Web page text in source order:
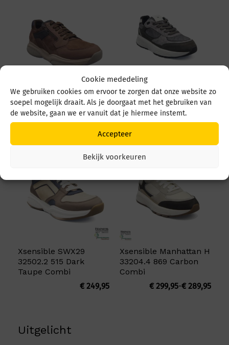
Cookie mededeling
We gebruiken cookies om ervoor te zorgen dat onze website zo
soepel mogelijk draait. Als je doorgaat met het gebruiken van
de website, gaan we er vanuit dat je hiermee instemt.
Accepteer
Bekijk voorkeuren
Xsensible SWX14
30088.2 360 Dark
Brown Combi
Xsensible Manhattan H
33204.4 836 Dark Grey
Combi
Xsensible SWX29
32502.2 515 Dark
Taupe Combi
€249,95
Xsensible Manhattan H
33204.4 869 Carbon
Combi
€289,95
-
€299,95
Uitgelicht